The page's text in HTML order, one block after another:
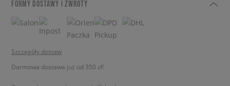
FORMY DOSTAWY I ZWROTY
Szczegóły dostaw
Darmowa dostawa już od 350 zł!